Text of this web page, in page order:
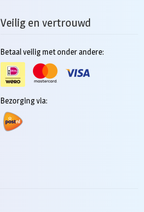
Veilig en vertrouwd
Betaal veilig met onder andere:
Bezorging via: